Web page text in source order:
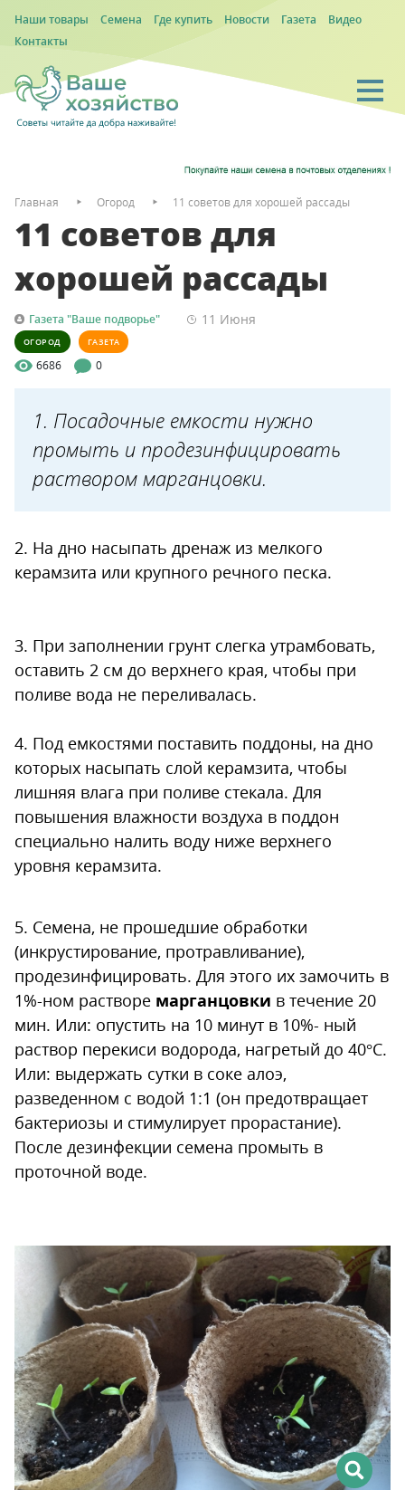
Наши товары Семена Где купить Новости Газета
Видео
Контакты
Главная Огород 11 советов для хорошей рассады
11 советов для
хорошей рассады
Газета "Ваше подворье" 11 Июня
ОГОРОД ГАЗЕТА
6686 0
1. Посадочные емкости нужно
промыть и продезинфицировать
раствором марганцовки.
2. На дно насыпать дренаж из мелкого
керамзита или крупного речного песка.
3. При заполнении грунт слегка утрамбовать,
оставить 2 см до верхнего края, чтобы при
поливе вода не переливалась.
4. Под емкостями поставить поддоны, на дно
которых насыпать слой керамзита, чтобы
лишняя влага при поливе стекала. Для
повышения влажности воздуха в поддон
специально налить воду ниже верхнего
уровня керамзита.
5. Семена, не прошедшие обработки
(инкрустирование, протравливание),
продезинфицировать. Для этого их замочить в
1%-ном растворе марганцовки в течение 20
мин. Или: опустить на 10 минут в 10%- ный
раствор перекиси водорода, нагретый до 40°С.
Или: выдержать сутки в соке алоэ,
разведенном с водой 1:1 (он предотвращает
бактериозы и стимулирует прорастание).
После дезинфекции семена промыть в
проточной воде.